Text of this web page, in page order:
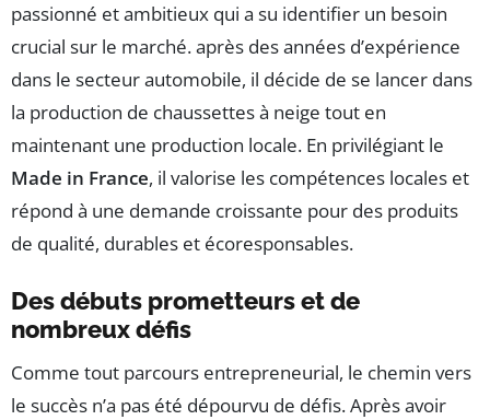
passionné et ambitieux qui a su identifier un besoin
crucial sur le marché. après des années d’expérience
dans le secteur automobile, il décide de se lancer dans
la production de chaussettes à neige tout en
maintenant une production locale. En privilégiant le
Made in France, il valorise les compétences locales et
répond à une demande croissante pour des produits
de qualité, durables et écoresponsables.
Des débuts prometteurs et de
nombreux défis
Comme tout parcours entrepreneurial, le chemin vers
le succès n’a pas été dépourvu de défis. Après avoir